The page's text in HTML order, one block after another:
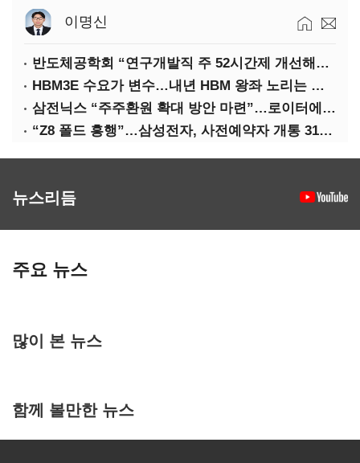
이명신
반도체공학회 “연구개발직 주 52시간제 개선해야”
HBM3E 수요가 변수…내년 HBM 왕좌 노리는 삼성
삼전닉스 “주주환원 확대 방안 마련”…로이터에 성명 보내
“Z8 폴드 흥행”…삼성전자, 사전예약자 개통 31일까지 연장
뉴스리듬
주요 뉴스
많이 본 뉴스
함께 볼만한 뉴스